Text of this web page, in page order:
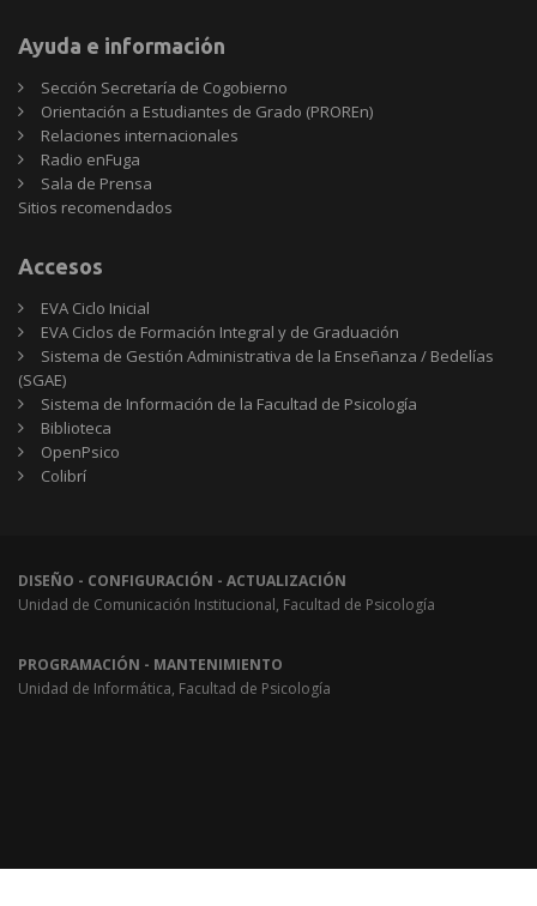
Ayuda e información
Sección Secretaría de Cogobierno
Orientación a Estudiantes de Grado (PROREn)
Relaciones internacionales
Radio enFuga
Sala de Prensa
Sitios
Sitios recomendados
Accesos
EVA Ciclo Inicial
EVA Ciclos de Formación Integral y de Graduación
Sistema de Gestión Administrativa de la Enseñanza / Bedelías
(SGAE)
Sistema de Información de la Facultad de Psicología
Biblioteca
OpenPsico
Colibrí
DISEÑO - CONFIGURACIÓN - ACTUALIZACIÓN
Unidad de Comunicación Institucional, Facultad de Psicología
PROGRAMACIÓN - MANTENIMIENTO
Unidad de Informática, Facultad de Psicología